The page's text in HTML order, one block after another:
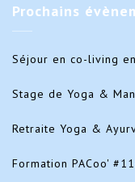
Prochains
Séjour en co-living
Stage de Yoga &
Retraite Yoga &
Formation PACoo'